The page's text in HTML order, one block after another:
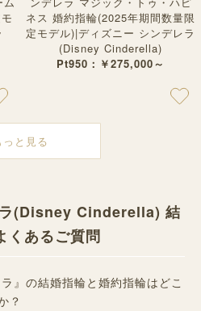
ネス 婚約指輪(2025年期間数量限
定モデル)|ディズニー シンデレラ
(Disney Cinderella)
Pt950：￥275,000～
っと見る
(Disney Cinderella) 結
くあるご質問
』の結婚指輪と婚約指輪はどこ
？